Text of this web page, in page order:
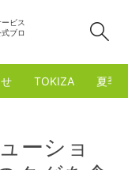
ビス
ブロ
TOKIZA 夏季
ーショ